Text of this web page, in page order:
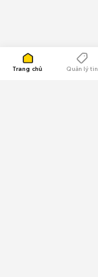
Trang chủ Quản lý tin